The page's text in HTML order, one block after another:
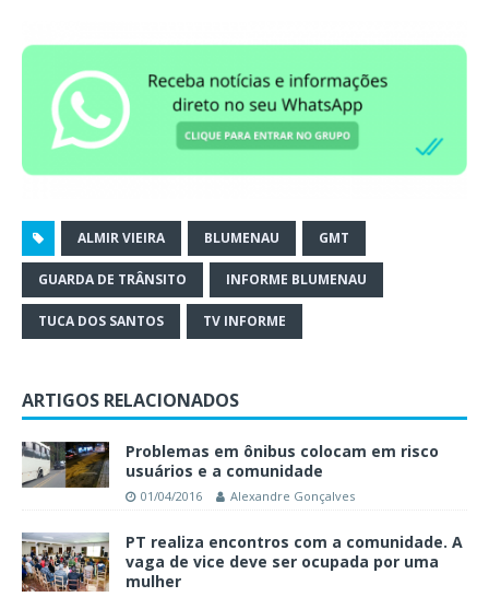
ALMIR VIEIRA BLUMENAU GMT
GUARDA DE TRÂNSITO INFORME BLUMENAU
TUCA DOS SANTOS TV INFORME
ARTIGOS RELACIONADOS
Problemas em ônibus colocam em risco
usuários e a comunidade
01/04/2016 Alexandre Gonçalves
PT realiza encontros com a comunidade. A
vaga de vice deve ser ocupada por uma
mulher